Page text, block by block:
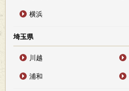
横浜
埼玉県
川越
浦和